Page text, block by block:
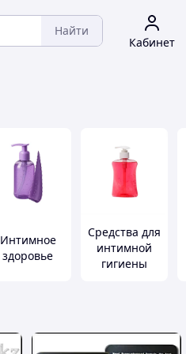
Найти
Кабинет
Интимное
здоровье
Средства для
интимной
гигиены